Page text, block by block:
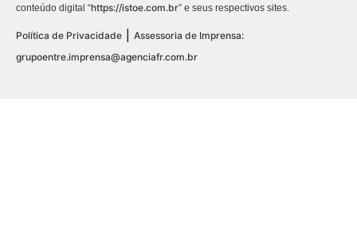
conteúdo digital “https://istoe.com.br” e seus respectivos sites.
Política de Privacidade
Assessoria de Imprensa:
grupoentre.imprensa@agenciafr.com.br